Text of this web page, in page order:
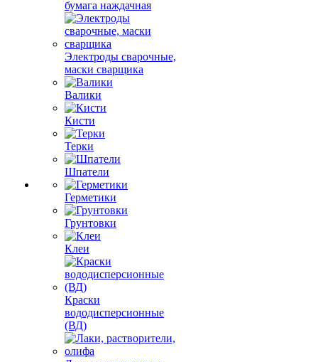
бумага наждачная
Электроды сварочные,
маски сварщика
Валики
Кисти
Терки
Шпатели
Герметики
Грунтовки
Клеи
Краски
вододисперсионные
(ВД)